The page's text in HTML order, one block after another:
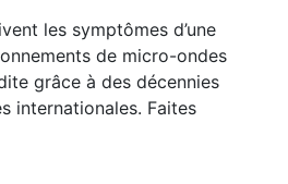
les symptômes d’une
de micro-ondes
grâce à des décennies
internationales. Faites